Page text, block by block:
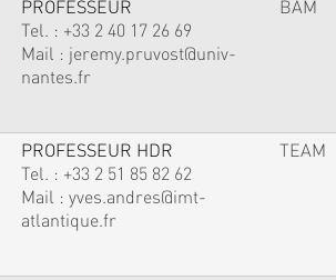
PROFESSEUR
Tel. : +33 2 40 17 26 69
Mail : jeremy.pruvost@univ-
nantes.fr
BAM
PROFESSEUR HDR
Tel. : +33 2 51 85 82 62
Mail : yves.andres@imt-
atlantique.fr
TEAM